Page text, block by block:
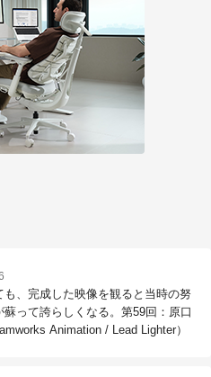
も、完成した映像を観ると当時の努
蘇って誇らしくなる。第59回：原口
Animation / Lead Lighter）